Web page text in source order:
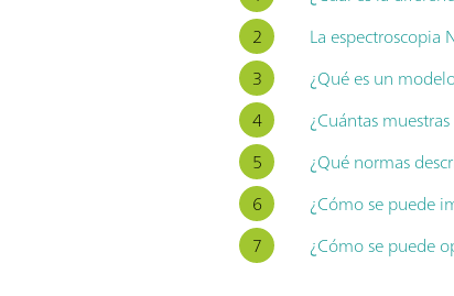
La espectroscopia
¿Qué es un
¿Cuántas
¿Qué normas
¿Cómo se puede
¿Cómo se puede